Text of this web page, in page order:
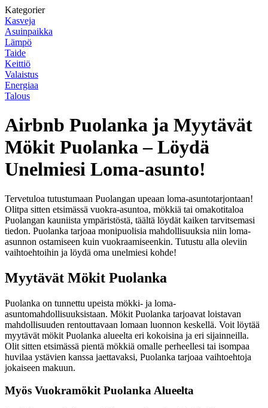
Kategorier
Kasveja
Asuinpaikka
Lämpö
Taide
Keittiö
Valaistus
Energiaa
Talous
Airbnb Puolanka ja Myytävät
Mökit Puolanka – Löydä
Unelmiesi Loma-asunto!
Tervetuloa tutustumaan Puolangan upeaan loma-asuntotarjontaan!
Olitpa sitten etsimässä vuokra-asuntoa, mökkiä tai omakotitaloa
Puolangan kauniista ympäristöstä, täältä löydät kaiken tarvitsemasi
tiedon. Puolanka tarjoaa monipuolisia mahdollisuuksia niin loma-
asunnon ostamiseen kuin vuokraamiseenkin. Tutustu alla oleviin
vaihtoehtoihin ja löydä oma unelmiesi kohde!
Myytävät Mökit Puolanka
Puolanka on tunnettu upeista mökki- ja loma-
asuntomahdollisuuksistaan. Mökit Puolanka tarjoavat loistavan
mahdollisuuden rentouttavaan lomaan luonnon keskellä. Voit löytää
myytävät mökit Puolanka alueelta eri kokoisina ja eri sijainneilla.
Olit sitten etsimässä pientä mökkiä omalle perheellesi tai isompaa
huvilaa ystävien kanssa jaettavaksi, Puolanka tarjoaa vaihtoehtoja
jokaiseen makuun.
Myös Vuokramökit Puolanka Alueelta